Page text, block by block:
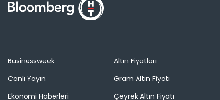
Businessweek
Canlı Yayın
Ekonomi Haberleri
Altın Fiyatları
Gram Altın Fiyatı
Çeyrek Altın Fiyatı